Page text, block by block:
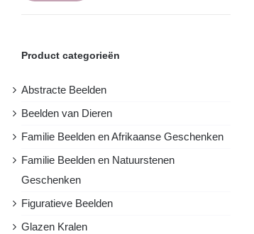
Product categorieën
Abstracte Beelden
Beelden van Dieren
Familie Beelden en Afrikaanse Geschenken
Familie Beelden en Natuurstenen
Geschenken
Figuratieve Beelden
Glazen Kralen